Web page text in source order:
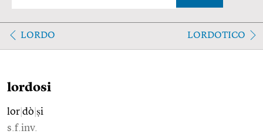
LORDO LORDOTICO
lordosi
lor dò ṣi
s.f.inv.